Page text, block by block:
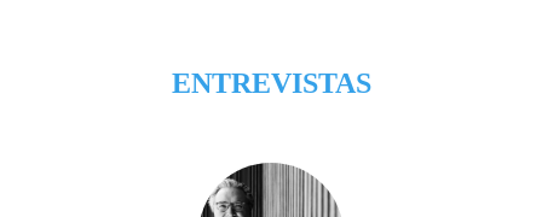
ENTREVISTAS